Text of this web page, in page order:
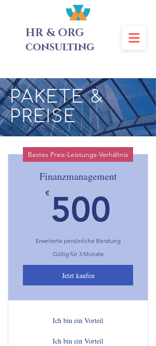
HR & ORG
consulting
PAKETE &
PREISE
Bestes Preis-Leistungs-Verhältnis
Finanzmanagement
€ 500
Erweiterte persönliche Beratung
Gültig für 3 Monate
Jetzt kaufen
Ich bin ein Vorteil
Ich bin ein Vorteil